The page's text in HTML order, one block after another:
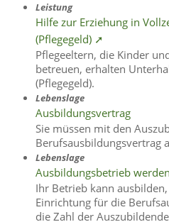
Leistung
Hilfe zur Erziehung in
(Pflegegeld) ➚
Pflegeeltern, die Kinder
betreuen, erhalten
(Pflegegeld).
Lebenslage
Ausbildungsvertrag
Sie müssen mit den
Berufsausbildungsvertrag
Lebenslage
Ausbildungsbetrieb werden
Ihr Betrieb kann
Einrichtung für die
die Zahl der